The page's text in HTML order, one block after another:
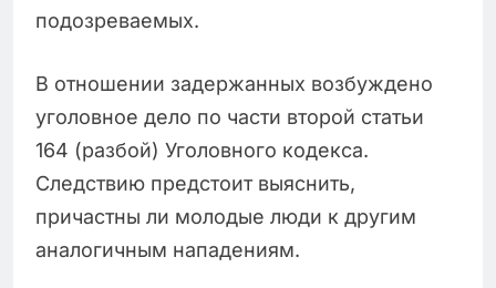
подозреваемых.
В отношении задержанных возбуждено
уголовное дело по части второй статьи
164 (разбой) Уголовного кодекса.
Следствию предстоит выяснить,
причастны ли молодые люди к другим
аналогичным нападениям.